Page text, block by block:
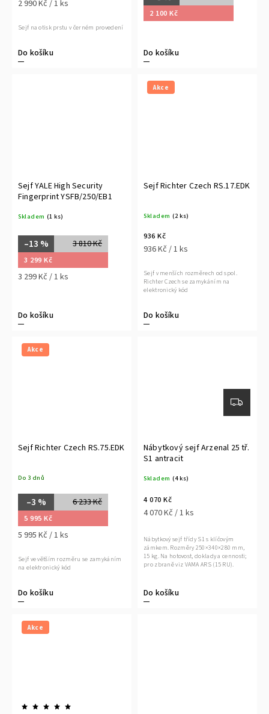
2 990 Kč / 1 ks
Do košíku
Sejf na otisk prstu v černém provedení
2 100 Kč
Do košíku
Sejf YALE High Security
Fingerprint YSFB/250/EB1
Skladem (1 ks)
3 810 Kč
–13 %
3 299 Kč
3 299 Kč / 1 ks
Do košíku
Akce
Sejf Richter Czech RS.17.EDK
Skladem (2 ks)
936 Kč
936 Kč / 1 ks
Do košíku
Sejf v menších rozměrech od spol.
Richter Czech se zamykáním na
elektronický kód
Akce
Sejf Richter Czech RS.75.EDK
Do 3 dnů
6 233 Kč
–3 %
5 995 Kč
5 995 Kč / 1 ks
Do košíku
Sejf ve větším rozměru se zamykáním
na elektronický kód
Nábytkový sejf Arzenal 25 tř.
S1 antracit
Skladem (4 ks)
4 070 Kč
4 070 Kč / 1 ks
Do košíku
Nábytkový sejf třídy S1 s klíčovým
zámkem. Rozměry 250×340×280 mm,
15 kg. Na hotovost, doklady a cennosti;
pro zbraně viz VAMA ARS (15 RU).
Akce